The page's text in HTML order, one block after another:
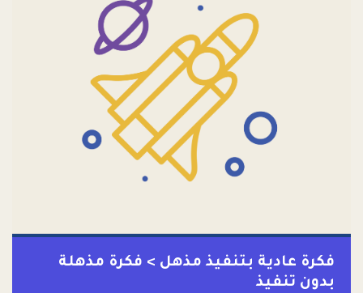
فكرة عادية بتنفيذ مذهل > فكرة مذهلة
بدون تنفيذ